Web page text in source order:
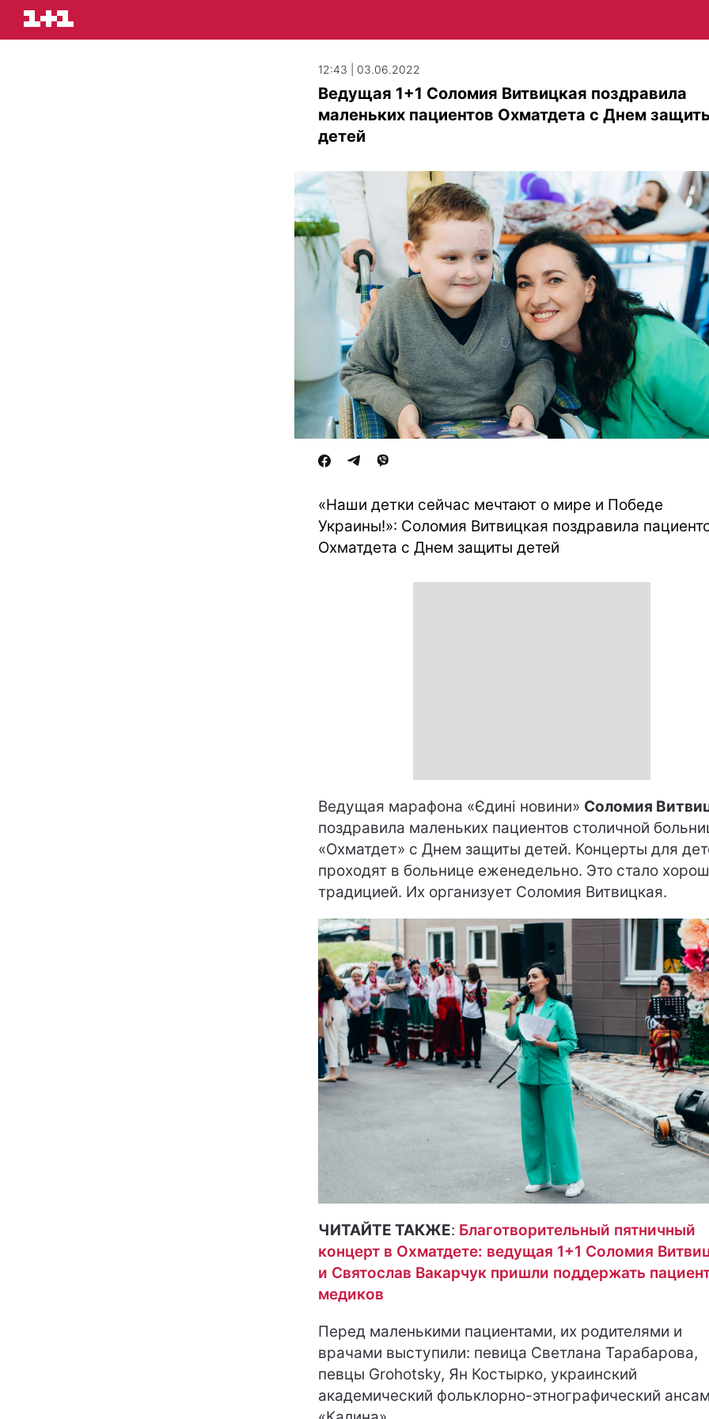
12:43 | 03.06.2022
Ведущая 1+1 Соломия Витвицкая поздравила
маленьких пациентов Охматдета с Днем
детей
«Наши детки сейчас мечтают о мире и Победе
Украины!»: Соломия Витвицкая поздравила
Охматдета с Днем защиты детей
Ведущая марафона «Єдині новини» Соломия
поздравила маленьких пациентов столичной
«Охматдет» с Днем защиты детей. Концерты для
проходят в больнице еженедельно. Это стало
традицией. Их организует Соломия Витвицкая.
ЧИТАЙТЕ ТАКЖЕ: Благотворительный пятничный
концерт в Охматдете: ведущая 1+1 Соломия
и Святослав Вакарчук пришли поддержать
медиков
Перед маленькими пациентами, их родителями и
врачами выступили: певица Светлана Тарабарова,
певцы Grohotsky, Ян Костырко, украинский
академический фольклорно-этнографический